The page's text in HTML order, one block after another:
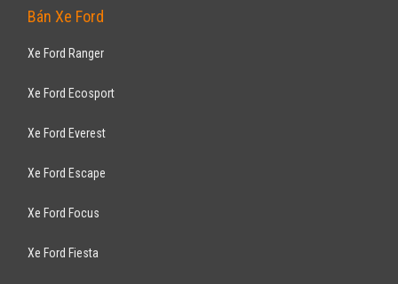
Bán Xe Ford
Xe Ford Ranger
Xe Ford Ecosport
Xe Ford Everest
Xe Ford Escape
Xe Ford Focus
Xe Ford Fiesta